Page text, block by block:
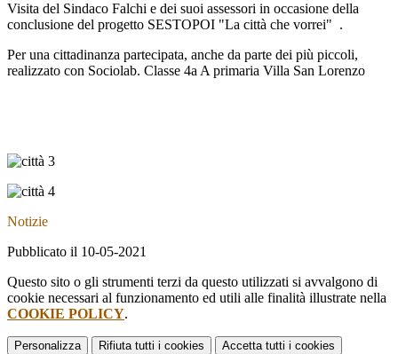
Visita del Sindaco Falchi e dei suoi assessori in occasione della
conclusione del progetto SESTOPOI "La città che vorrei" .
Per una cittadinanza partecipata, anche da parte dei più piccoli,
realizzato con Sociolab. Classe 4a A primaria Villa San Lorenzo
Notizie
Pubblicato il 10-05-2021
Questo sito o gli strumenti terzi da questo utilizzati si avvalgono di
cookie necessari al funzionamento ed utili alle finalità illustrate nella
COOKIE POLICY.
Personalizza Rifiuta tutti i cookies Accetta tutti i cookies